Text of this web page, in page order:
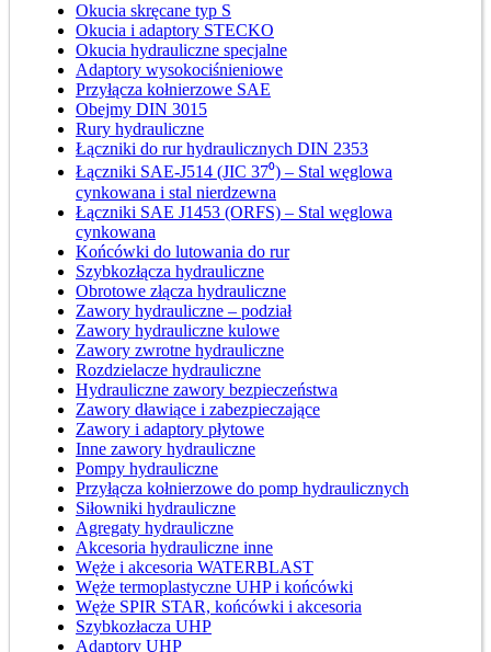
Okucia skręcane typ S
Okucia i adaptory STECKO
Okucia hydrauliczne specjalne
Adaptory wysokociśnieniowe
Przyłącza kołnierzowe SAE
Obejmy DIN 3015
Rury hydrauliczne
Łączniki do rur hydraulicznych DIN 2353
Łączniki SAE-J514 (JIC 37⁰) – Stal węglowa
cynkowana i stal nierdzewna
Łączniki SAE J1453 (ORFS) – Stal węglowa
cynkowana
Końcówki do lutowania do rur
Szybkozłącza hydrauliczne
Obrotowe złącza hydrauliczne
Zawory hydrauliczne – podział
Zawory hydrauliczne kulowe
Zawory zwrotne hydrauliczne
Rozdzielacze hydrauliczne
Hydrauliczne zawory bezpieczeństwa
Zawory dławiące i zabezpieczające
Zawory i adaptory płytowe
Inne zawory hydrauliczne
Pompy hydrauliczne
Przyłącza kołnierzowe do pomp hydraulicznych
Siłowniki hydrauliczne
Agregaty hydrauliczne
Akcesoria hydrauliczne inne
Węże i akcesoria WATERBLAST
Węże termoplastyczne UHP i końcówki
Węże SPIR STAR, końcówki i akcesoria
Szybkozłacza UHP
Adaptory UHP